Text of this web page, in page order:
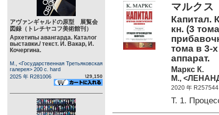
アヴァンギャルドの原型 展覧会
図録（トレチヤコフ美術館刊）
Архетипы авангарда. Каталог
выставки./ текст. И. Вакар, И.
Кочергина.
М., <Государственная Третьяковская
галерея> 200 c. hard
2025 年 R281006
\29,150
マルク
Капитал.
кн. (3
тома в 3-
аппарат.
Маркс К.
М.,
2020 年 R257544
Т. 1.